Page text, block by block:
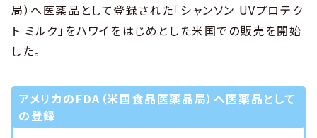
局）へ医薬品として登録された「シャンソン UVプロテク
ト ミルク」をハワイをはじめとした米国での販売を開始
した。
アメリカのFDA（米国食品医薬品局）へ医薬品として
の登録